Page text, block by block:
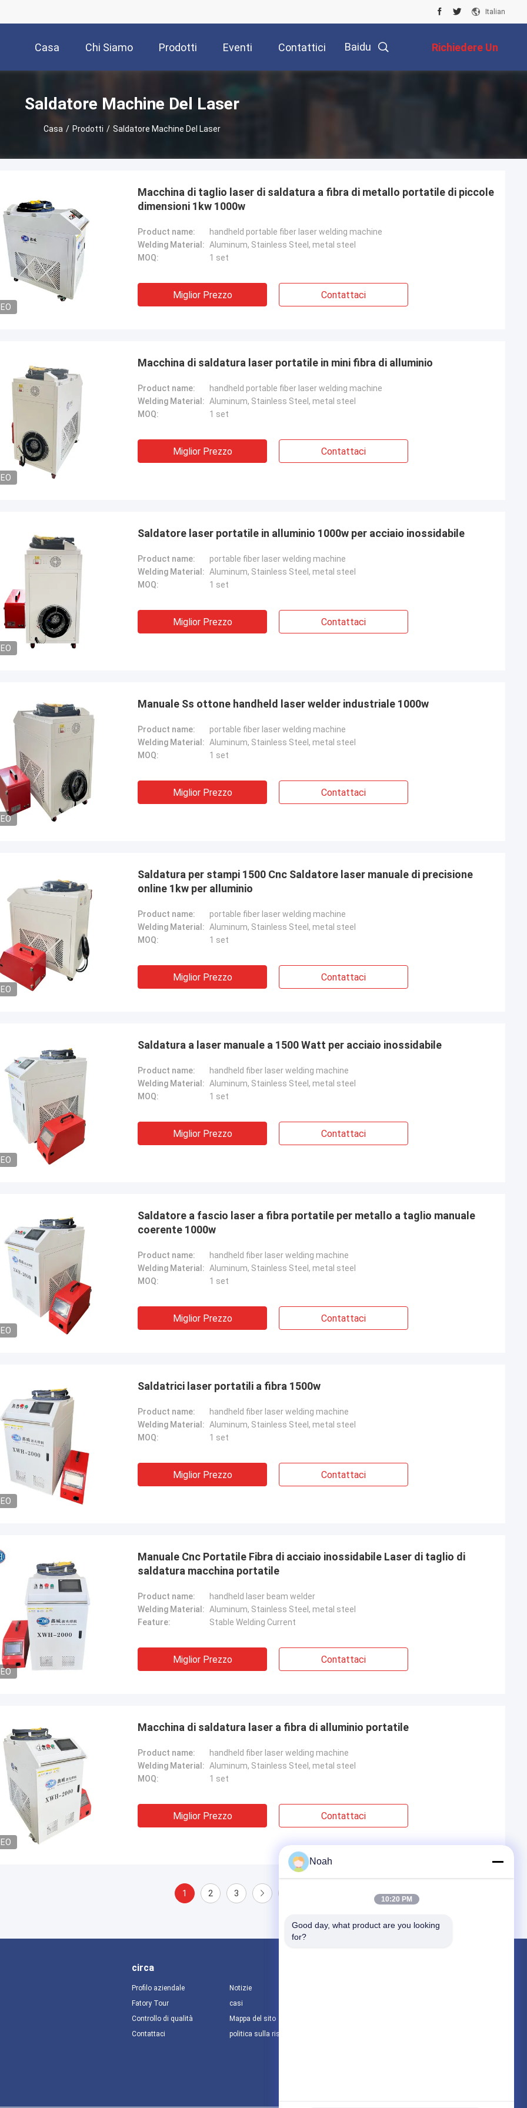
Italian
Casa Chi Siamo Prodotti Eventi Contattici Baidu Richiedere Un
Preventivo
Saldatore Machine Del Laser
Casa / Prodotti / Saldatore Machine Del Laser
Tom
prodotto è stato raccomandato
Dopo averlo acquistato, ho
Kris Czurczak dalla Polonia
Macchina di taglio laser di saldatura a fibra di metallo portatile di piccole
dimensioni 1kw 1000w
Product name:
handheld portable fiber laser welding machine
Welding Material: Aluminum, Stainless Steel, metal steel
MOQ:
1 set
Miglior Prezzo Contattaci
Macchina di saldatura laser portatile in mini fibra di alluminio
Product name:
handheld portable fiber laser welding machine
Welding Material: Aluminum, Stainless Steel, metal steel
MOQ:
1 set
Miglior Prezzo Contattaci
Saldatore laser portatile in alluminio 1000w per acciaio inossidabile
Product name:
portable fiber laser welding machine
Welding Material: Aluminum, Stainless Steel, metal steel
MOQ:
1 set
Miglior Prezzo Contattaci
Manuale Ss ottone handheld laser welder industriale 1000w
Product name:
portable fiber laser welding machine
Welding Material: Aluminum, Stainless Steel, metal steel
MOQ:
1 set
Miglior Prezzo Contattaci
Saldatura per stampi 1500 Cnc Saldatore laser manuale di precisione
online 1kw per alluminio
Product name:
portable fiber laser welding machine
Welding Material: Aluminum, Stainless Steel, metal steel
MOQ:
1 set
Miglior Prezzo Contattaci
Saldatura a laser manuale a 1500 Watt per acciaio inossidabile
Product name:
handheld fiber laser welding machine
Welding Material: Aluminum, Stainless Steel, metal steel
MOQ:
1 set
Miglior Prezzo Contattaci
Saldatore a fascio laser a fibra portatile per metallo a taglio manuale
coerente 1000w
Product name:
handheld fiber laser welding machine
Welding Material: Aluminum, Stainless Steel, metal steel
MOQ:
1 set
Miglior Prezzo Contattaci
Saldatrici laser portatili a fibra 1500w
Product name:
handheld fiber laser welding machine
Welding Material: Aluminum, Stainless Steel, metal steel
MOQ:
1 set
Miglior Prezzo Contattaci
Manuale Cnc Portatile Fibra di acciaio inossidabile Laser di taglio di
saldatura macchina portatile
Product name:
handheld laser beam welder
Welding Material: Aluminum, Stainless Steel, metal steel
Feature:
Stable Welding Current
Miglior Prezzo Contattaci
Macchina di saldatura laser a fibra di alluminio portatile
Product name:
handheld fiber laser welding machine
Welding Material: Aluminum, Stainless Steel, metal steel
MOQ:
1 set
Miglior Prezzo Contattaci
1 2 3
circa
Profilo aziendale
Fatory Tour
Controllo di qualità
Contattaci
Notizie
casi
Mappa del sito
politica sulla riservatezza
Noah
10:20 PM
Good day, what product are you looking
for?